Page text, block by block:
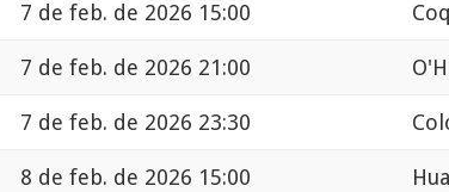
7 de feb. de 2026 15:00
7 de feb. de 2026 21:00
7 de feb. de 2026 23:30
8 de feb. de 2026 15:00